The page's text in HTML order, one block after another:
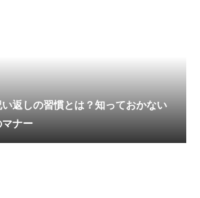
返しの習慣とは？知っておかない
マナー